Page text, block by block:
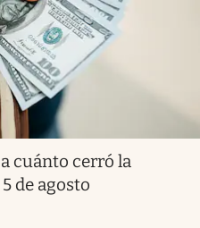
cuánto cerró la
de agosto